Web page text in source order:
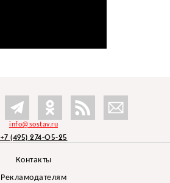
info@sostav.ru
+7 (495) 274-05-25
Контакты
Рекламодателям